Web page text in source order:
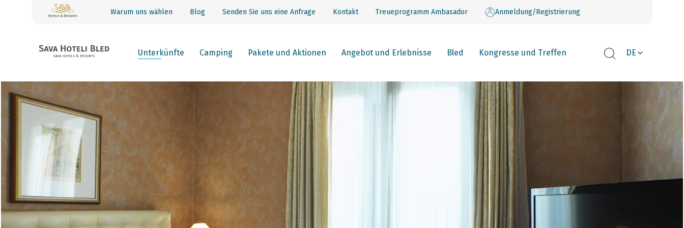
Warum uns wählen Blog Senden Sie uns eine Anfrage Kontakt Treueprogramm Ambasador Anmeldung/Registrierung
Unterkünfte Camping Pakete und Aktionen Angebot und Erlebnisse Bled Kongresse und Treffen DE